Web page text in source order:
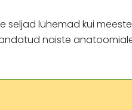
seljad lühemad kui
naiste